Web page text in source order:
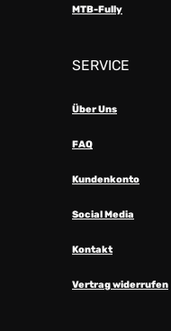
MTB-Fully
SERVICE
Über Uns
FAQ
Kundenkonto
Social Media
Kontakt
Vertrag widerrufen